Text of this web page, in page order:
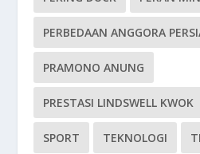
PERBEDAAN ANGGORA
PRAMONO ANUNG
PRESTASI LINDSWELL KWOK
SPORT TEKNOLOGI